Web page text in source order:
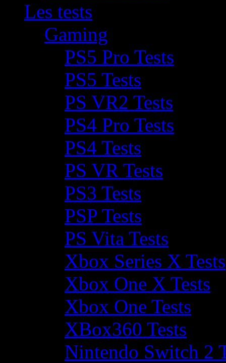
Les tests
Gaming
PS5 Pro Tests
PS5 Tests
PS VR2 Tests
PS4 Pro Tests
PS4 Tests
PS VR Tests
PS3 Tests
PSP Tests
PS Vita Tests
Xbox Series X Tests
Xbox One X Tests
Xbox One Tests
XBox360 Tests
Nintendo Switch 2